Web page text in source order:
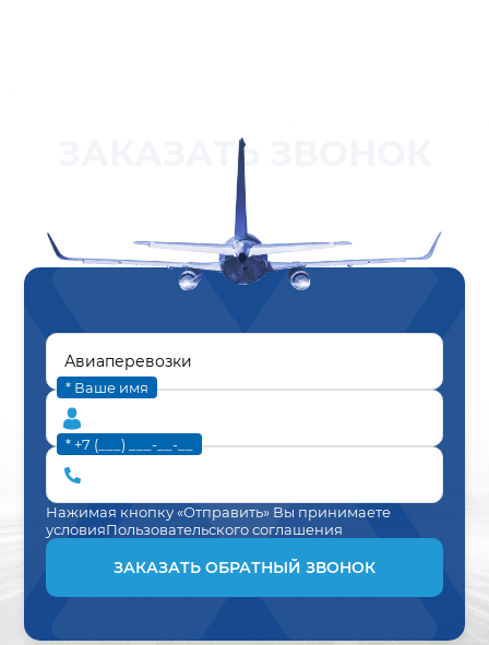
ЗАКАЗАТЬ ЗВОНОК
* Ваше имя
* +7 (___) ___-__-__
Нажимая кнопку «Отправить» Вы принимаете
условияПользовательского соглашения
ЗАКАЗАТЬ ОБРАТНЫЙ ЗВОНОК